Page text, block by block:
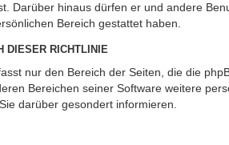
Darüber hinaus dürfen er und andere
Bereich gestattet haben.
DIESER RICHTLINIE
nur den Bereich der Seiten, die die
Bereichen seiner Software weitere
darüber gesondert informieren.